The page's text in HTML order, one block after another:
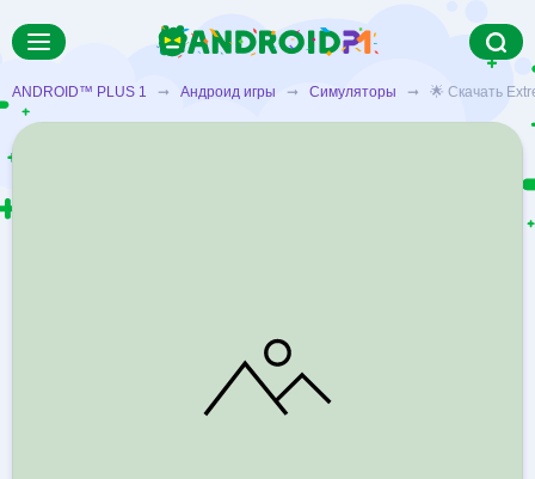
ANDROID™ PLUS 1 ➞ Андроид игры ➞ Симуляторы ➞ 🌟 Скачать